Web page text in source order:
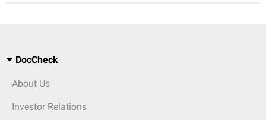
DocCheck
About Us
Investor Relations